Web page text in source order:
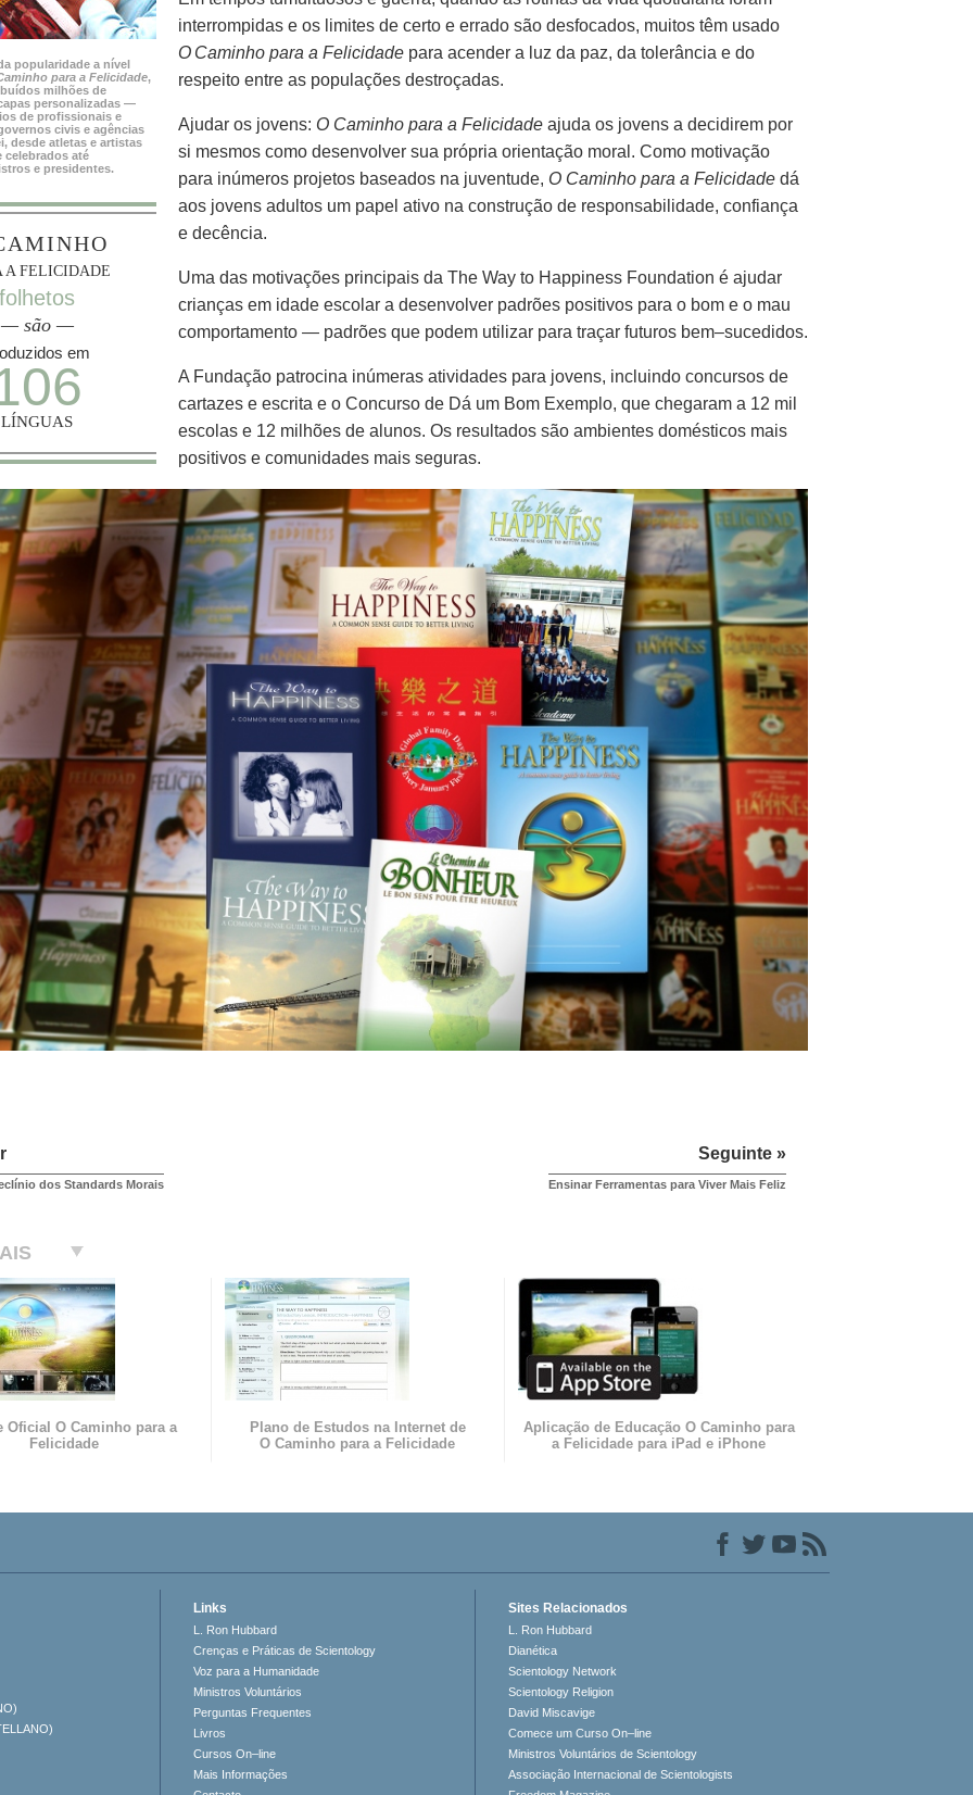
popularidade a nível
para a Felicidade,
milhões de
personalizadas —
de profissionais e
civis e agências
desde atletas e artistas
celebrados até
e presidentes.
A FELICIDADE
folhetos
— são —
em
LÍNGUAS
interrompidas e os limites de certo e errado são desfocados, muitos têm usado
O Caminho para a Felicidade para acender a luz da paz, da tolerância e do
respeito entre as populações destroçadas.
Ajudar os jovens: O Caminho para a Felicidade ajuda os jovens a decidirem por
si mesmos como desenvolver sua própria orientação moral. Como motivação
para inúmeros projetos baseados na juventude, O Caminho para a Felicidade dá
aos jovens adultos um papel ativo na construção de responsabilidade, confiança
e decência.
Uma das motivações principais da The Way to Happiness Foundation é ajudar
crianças em idade escolar a desenvolver padrões positivos para o bom e o mau
comportamento — padrões que podem utilizar para traçar futuros bem–sucedidos.
A Fundação patrocina inúmeras atividades para jovens, incluindo concursos de
cartazes e escrita e o Concurso de Dá um Bom Exemplo, que chegaram a 12 mil
escolas e 12 milhões de alunos. Os resultados são ambientes domésticos mais
positivos e comunidades mais seguras.
dos Standards Morais
Seguinte »
Ensinar Ferramentas para Viver Mais Feliz
Oficial O Caminho para a
Felicidade
Plano de Estudos na Internet de
O Caminho para a Felicidade
Aplicação de Educação O Caminho para
a Felicidade para iPad e iPhone
Links
L. Ron Hubbard
Crenças e Práticas de Scientology
Voz para a Humanidade
Ministros Voluntários
Perguntas Frequentes
Livros
Cursos On–line
Mais Informações
Sites Relacionados
L. Ron Hubbard
Dianética
Scientology Network
Scientology Religion
David Miscavige
Comece um Curso On–line
Ministros Voluntários de Scientology
Associação Internacional de Scientologists